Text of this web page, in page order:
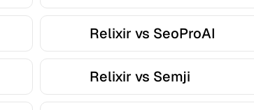
Relixir vs SeoProAI
Relixir vs Semji